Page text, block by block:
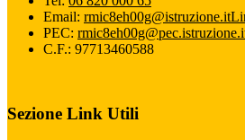
Email: rmic8eh00g@istruzione.it
PEC:
C.F.: 97713460588
Sezione Link Utili